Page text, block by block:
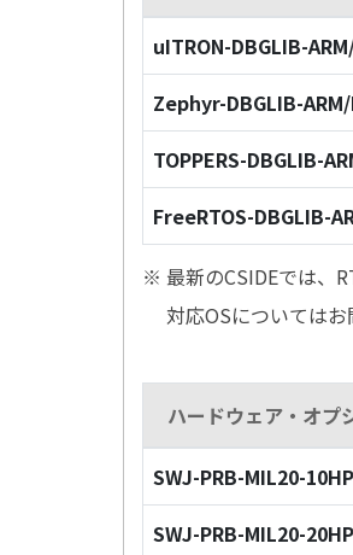
uITRON-DBGLIB-
Zephyr-DBGLIB-
TOPPERS-DBGLIB-
FreeRTOS-DBGLIB-
※ 最新のCSIDEでは、
対応OSについてはお
ハードウェア・オプ
SWJ-PRB-MIL20-10HP
SWJ-PRB-MIL20-20HP